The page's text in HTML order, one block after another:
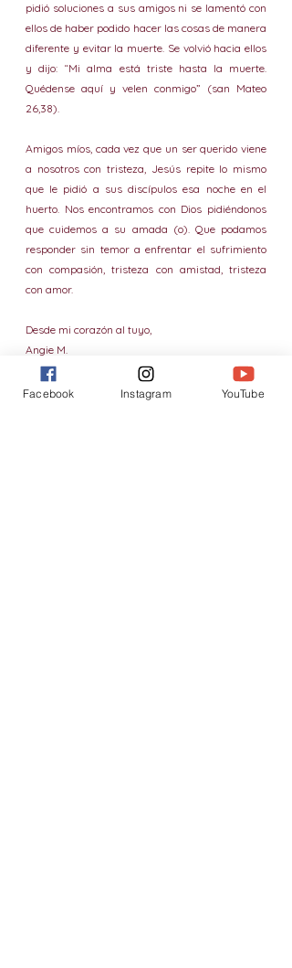
pidió soluciones a sus amigos ni se lamentó con
ellos de haber podido hacer las cosas de manera
diferente y evitar la muerte. Se volvió hacia ellos
y dijo: “Mi alma está triste hasta la muerte.
Quédense aquí y velen conmigo” (san Mateo
26,38).
Amigos míos, cada vez que un ser querido viene
a nosotros con tristeza, Jesús repite lo mismo
que le pidió a sus discípulos esa noche en el
huerto. Nos encontramos con Dios pidiéndonos
que cuidemos a su amada (o). Que podamos
responder sin temor a enfrentar el sufrimiento
con compasión, tristeza con amistad, tristeza
con amor.
Desde mi corazón al tuyo,
Angie M.
Facebook Instagram YouTube